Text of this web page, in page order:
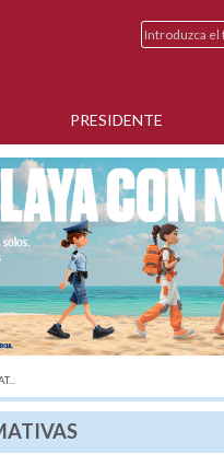
PRESIDENTE